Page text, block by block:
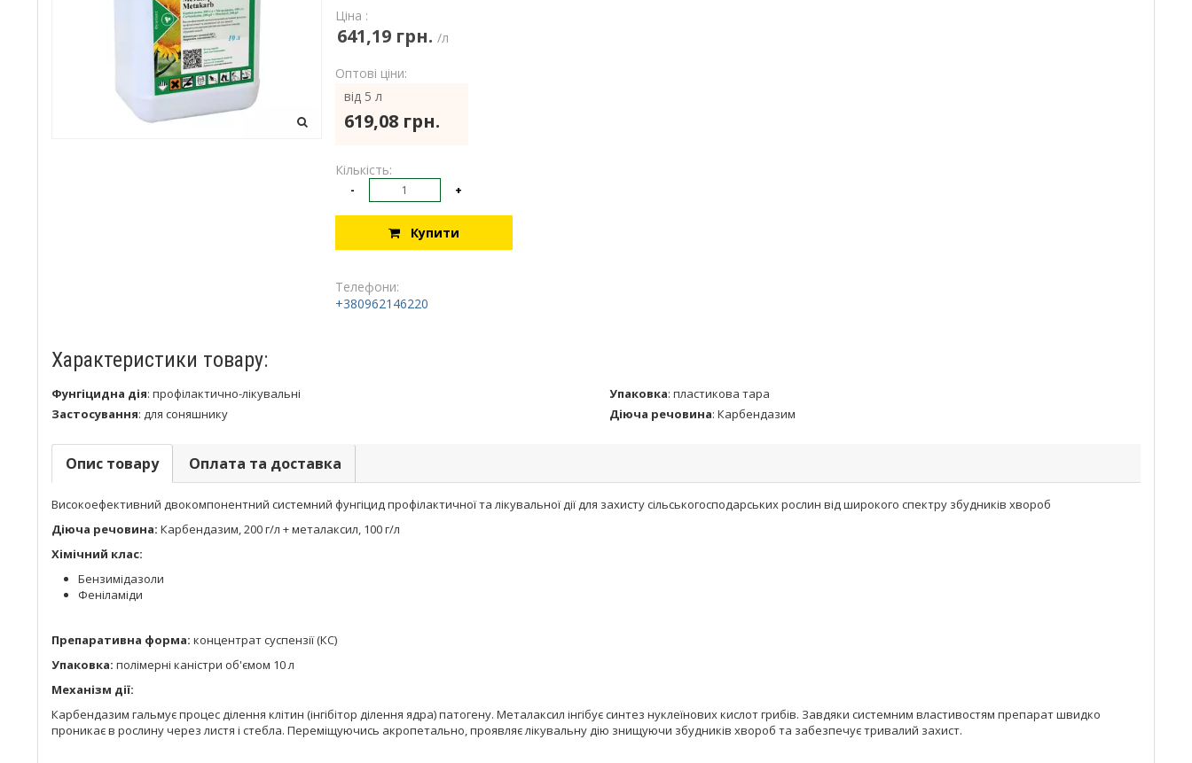
Ціна :
641,19 грн. /л
Оптові ціни:
від 5 л
619,08 грн.
Кількість:
- +
Купити
Телефони:
+380962146220
Характеристики товару:
Фунгіцидна дія: профілактично-лікувальні Упаковка: пластикова тара
Застосування: для соняшнику Діюча речовина: Карбендазим
Опис товару Оплата та доставка
Високоефективний двокомпонентний системний фунгіцид профілактичної та лікувальної дії для захисту сільськогосподарських рослин від широкого спектру збудників хвороб
Діюча речовина: Карбендазим, 200 г/л + металаксил, 100 г/л
Хімічний клас:
Бензимідазоли
Феніламіди
Препаративна форма: концентрат суспензії (КС)
Упаковка: полімерні каністри об'ємом 10 л
Механізм дії:
Карбендазим гальмує процес ділення клітин (інгібітор ділення ядра) патогену. Металаксил інгібує синтез нуклеїнових кислот грибів. Завдяки системним властивостям препарат швидко
проникає в рослину через листя і стебла. Переміщуючись акропетально, проявляє лікувальну дію знищуючи збудників хвороб та забезпечує тривалий захист.